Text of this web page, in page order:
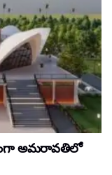
అమరావతిలో